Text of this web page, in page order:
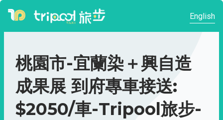
English
桃園市-宜蘭染＋興自造
成果展 到府專車接送:
$2050/車-Tripool旅步-